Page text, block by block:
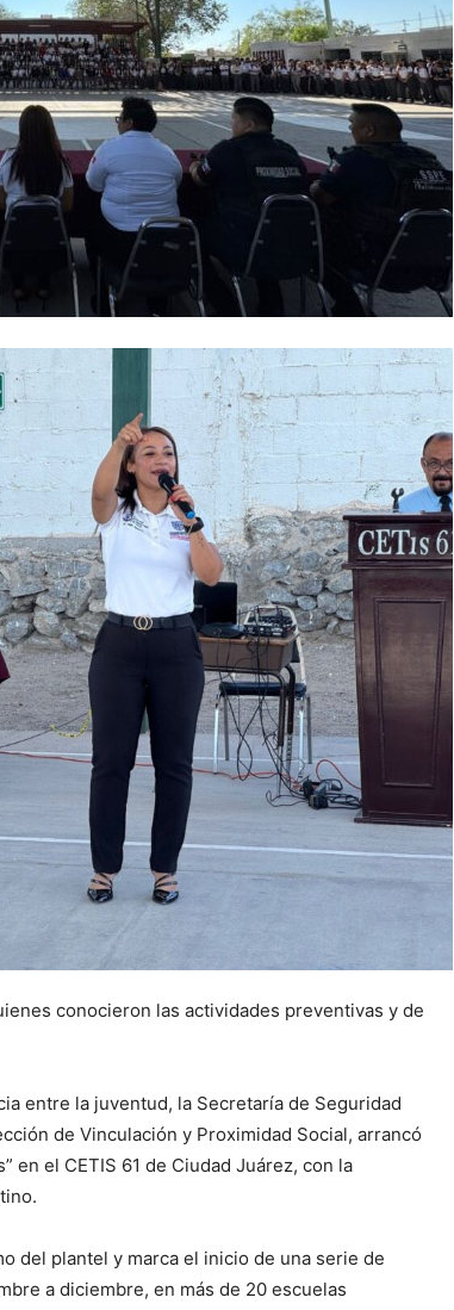
conocieron las actividades preventivas y de
entre la juventud, la Secretaría de Seguridad
de Vinculación y Proximidad Social, arrancó
en el CETIS 61 de Ciudad Juárez, con la
del plantel y marca el inicio de una serie de
a diciembre, en más de 20 escuelas